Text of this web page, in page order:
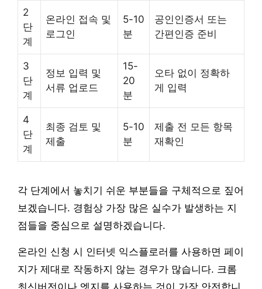
2
단
계
온라인 접속 및
로그인
5-10
분
공인인증서 또는
간편인증 준비
3
단
계
정보 입력 및
서류 업로드
15-
20
분
오타 없이 정확하
게 입력
4
단
계
최종 검토 및
제출
5-10
분
제출 전 모든 항목
재확인
각 단계에서 놓치기 쉬운 부분들을 구체적으로 짚어
보겠습니다. 경험상 가장 많은 실수가 발생하는 지
점들을 중심으로 설명하겠습니다.
온라인 신청 시 인터넷 익스플로러를 사용하면 페이
지가 제대로 작동하지 않는 경우가 많습니다. 크롬